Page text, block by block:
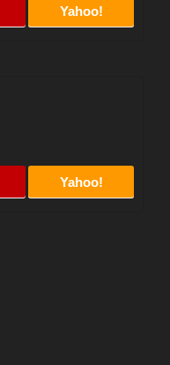
Yahoo!
Yahoo!